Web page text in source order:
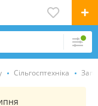
Сільгосптехніка